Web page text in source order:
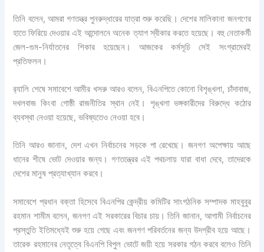
তিনি বলেন, আমরা গণতন্ত্র পুনরুদ্ধারের যাত্রা শুরু করেছি। দেশের মালিকানা জনগণের
হাতে ফিরিয়ে দেওয়ার এই আন্দোলনে অনেক ত্যাগ স্বীকার করতে হয়েছে। বহু নেতাকর্মী
জেল-গুম-নির্যাতনের শিকার হয়েছেন। আজকের কর্মসূচি সেই সংগ্রামেরই
প্রতিফলন।
র‍্যালি শেষে সমাবেশে আমীর খসরু আরও বলেন, বিএনপিতে কোনো বিশৃঙ্খলা, চাঁদাবাজ,
দখলবাজ কিংবা গোষ্ঠী রাজনীতির স্থান নেই। শৃঙ্খলা ভঙ্গকারীদের বিরুদ্ধে কঠোর
ব্যবস্থা নেওয়া হয়েছে, ভবিষ্যতেও নেওয়া হবে।
তিনি আরও জানান, দেশ এখন নির্বাচনের সড়কে পা রেখেছে। জনগণ অপেক্ষায় আছে
ধানের শীষে ভোট দেওয়ার জন্য। গণতন্ত্রের এই পথচলায় যারা বাধা দেবে, তাদেরকে
দেশের মানুষ প্রত্যাখ্যান করবে।
সমাবেশে প্রধান বক্তা হিসেবে বিএনপির কেন্দ্রীয় কমিটির সাংগঠনিক সম্পাদক মাহবুবুর
রহমান শামীম বলেন, জনগণ এই সরকারের বিচার চায়। তিনি জানান, আগামী নির্বাচনের
প্রস্তুতি ইতিমধ্যেই শুরু হয়ে গেছে এবং জনগণ পরিবর্তনের জন্য উদগ্রীব হয়ে আছে।
তারেক রহমানের নেতৃত্বে বিএনপি বিপুল ভোটে জয়ী হয়ে সরকার গঠন করবে বলেও তিনি